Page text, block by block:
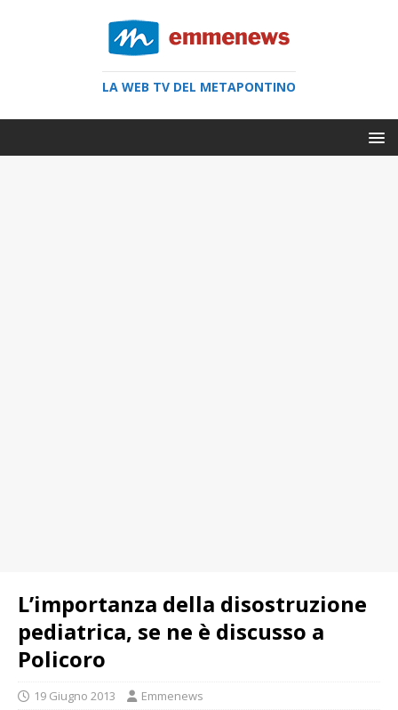
LA WEB TV DEL METAPONTINO
L’importanza della disostruzione
pediatrica, se ne è discusso a
Policoro
19 Giugno 2013 Emmenews